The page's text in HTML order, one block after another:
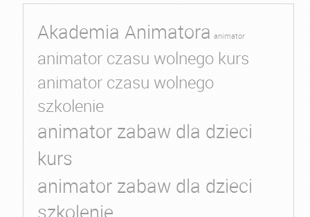
Akademia Animatora animator
animator czasu wolnego kurs
animator czasu wolnego
szkolenie
animator zabaw dla dzieci
kurs
animator zabaw dla dzieci